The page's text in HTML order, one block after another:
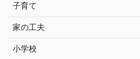
子育て
家の工夫
小学校